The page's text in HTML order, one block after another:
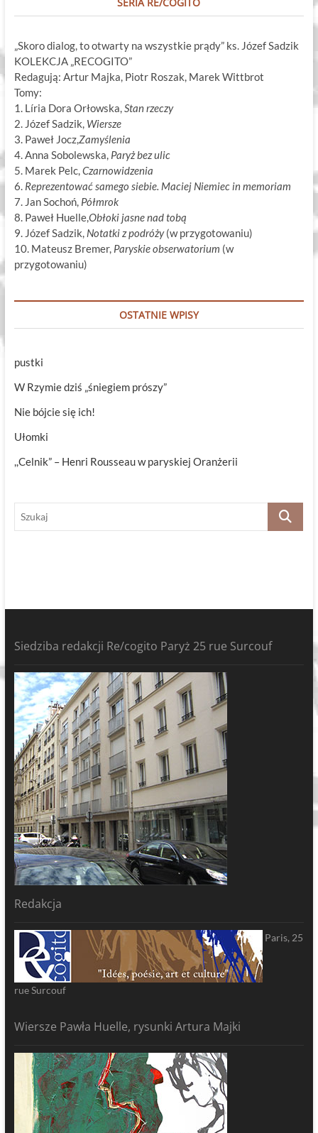
„Skoro dialog, to otwarty na wszystkie prądy” ks. Józef Sadzik
KOLEKCJA „RECOGITO”
Redagują: Artur Majka, Piotr Roszak, Marek Wittbrot
Tomy:
1. Líria Dora Orłowska,Stan rzeczy
2. Józef Sadzik, Wiersze
3. Paweł Jocz,Zamyślenia
4. Anna Sobolewska, Paryż bez ulic
5. Marek Pelc,Czarnowidzenia
6. Reprezentować samego siebie. Maciej Niemiec in memoriam
7. Jan Sochoń, Półmrok
8. Paweł Huelle,Obłoki jasne nad tobą
9. Józef Sadzik, Notatki z podróży(w przygotowaniu)
10. Mateusz Bremer, Paryskie obserwatorium (w
przygotowaniu)
OSTATNIE WPISY
pustki
W Rzymie dziś „śniegiem prószy”
Nie bójcie się ich!
Ułomki
,,Celnik” – Henri Rousseau w paryskiej Oranżerii
Szukaj
Siedziba redakcji Re/cogito Paryż 25 rue Surcouf
Redakcja
Paris, 25
rue Surcouf
Wiersze Pawła Huelle, rysunki Artura Majki